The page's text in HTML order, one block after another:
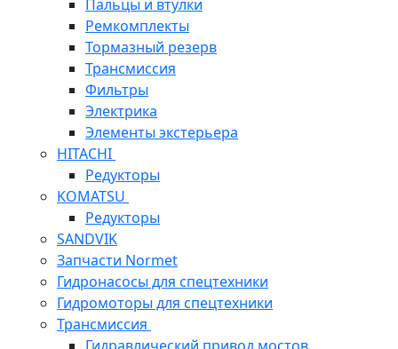
Пальцы и втулки
Ремкомплекты
Тормазный резерв
Трансмиссия
Фильтры
Электрика
Элементы экстерьера
HITACHI
Редукторы
KOMATSU
Редукторы
SANDVIK
Запчасти Normet
Гидронасосы для спецтехники
Гидромоторы для спецтехники
Трансмиссия